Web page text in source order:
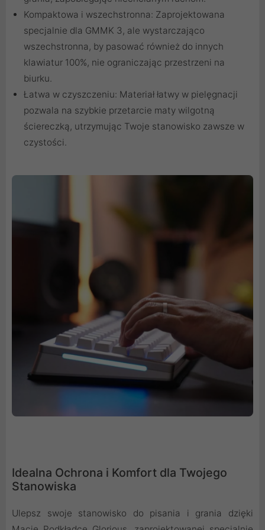
Kompaktowa i wszechstronna: Zaprojektowana
specjalnie dla GMMK 3, ale wystarczająco
wszechstronna, by pasować również do innych
klawiatur 100%, nie ograniczając przestrzeni na
biurku.
Łatwa w czyszczeniu: Materiał łatwy w pielęgnacji
pozwala na szybkie przetarcie maty wilgotną
ściereczką, utrzymując Twoje stanowisko zawsze w
czystości.
Idealna Ochrona i Komfort dla Twojego
Stanowiska
Ulepsz swoje stanowisko do pisania i grania dzięki